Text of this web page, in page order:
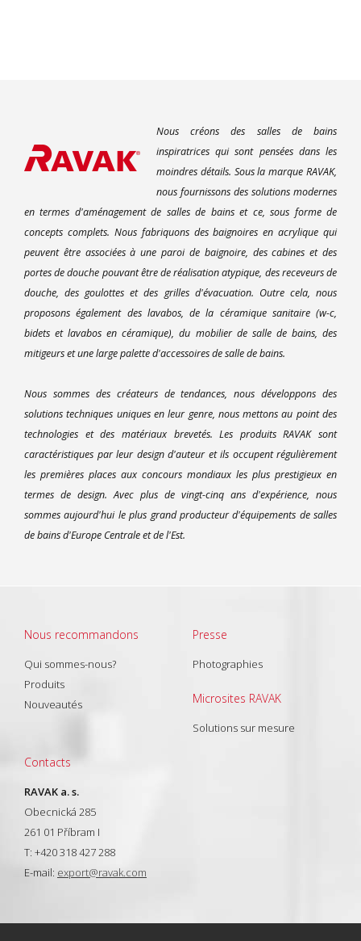
Nous créons des salles de bains
inspiratrices qui sont pensées dans les
moindres détails. Sous la marque RAVAK,
nous fournissons des solutions modernes
en termes d'aménagement de salles de bains et ce, sous forme de
concepts complets. Nous fabriquons des baignoires en acrylique qui
peuvent être associées à une paroi de baignoire, des cabines et des
portes de douche pouvant être de réalisation atypique, des receveurs de
douche, des goulottes et des grilles d'évacuation. Outre cela, nous
proposons également des lavabos, de la céramique sanitaire (w-c,
bidets et lavabos en céramique), du mobilier de salle de bains, des
mitigeurs et une large palette d'accessoires de salle de bains.
Nous sommes des créateurs de tendances, nous développons des
solutions techniques uniques en leur genre, nous mettons au point des
technologies et des matériaux brevetés. Les produits RAVAK sont
caractéristiques par leur design d'auteur et ils occupent régulièrement
les premières places aux concours mondiaux les plus prestigieux en
termes de design. Avec plus de vingt-cinq ans d'expérience, nous
sommes aujourd'hui le plus grand producteur d'équipements de salles
de bains d'Europe Centrale et de l'Est.
Nous recommandons
Qui sommes-nous?
Produits
Nouveautés
Presse
Photographies
Microsites RAVAK
Solutions sur mesure
Contacts
RAVAK a. s.
Obecnická 285
261 01 Příbram I
T: +420 318 427 288
E-mail: export@ravak.com